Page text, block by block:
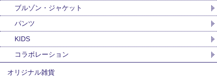
ブルゾン・ジャケット
パンツ
KIDS
コラボレーション
オリジナル雑貨